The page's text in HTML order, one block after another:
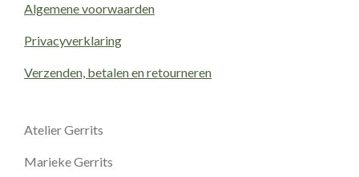
Algemene voorwaarden
Privacyverklaring
Verzenden, betalen en retourneren
Atelier Gerrits
Marieke Gerrits